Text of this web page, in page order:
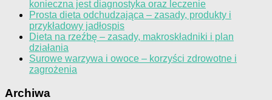
konieczna jest diagnostyka oraz leczenie
Prosta dieta odchudzająca – zasady, produkty i
przykładowy jadłospis
Dieta na rzeźbę – zasady, makroskładniki i plan
działania
Surowe warzywa i owoce – korzyści zdrowotne i
zagrożenia
Archiwa